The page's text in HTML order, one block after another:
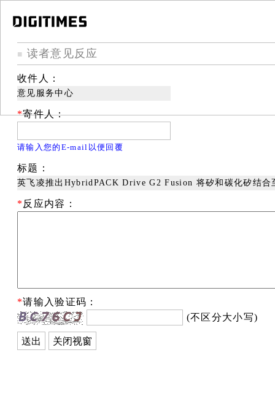
■ 读者意见反应
收件人：
意见服务中心
*寄件人：
请输入您的E-mail以便回覆
标题：
英飞凌推出HybridPACK Drive G2 Fusion 将矽和碳化矽结合
* 反应内容：
*请输入验证码：
(不区分大小写)